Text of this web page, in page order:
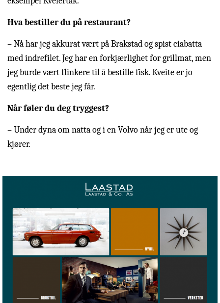
Hva bestiller du på restaurant?
– Nå har jeg akkurat vært på Brakstad og spist ciabatta
med indrefilet. Jeg har en forkjærlighet for grillmat, men
jeg burde vært flinkere til å bestille fisk. Kveite er jo
egentlig det beste jeg får.
Når føler du deg tryggest?
– Under dyna om natta og i en Volvo når jeg er ute og
kjører.